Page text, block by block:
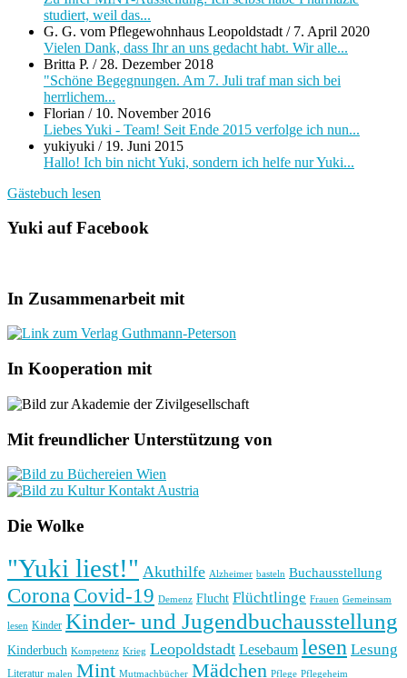
studiert, weil das...
G. G. vom Pflegewohnhaus Leopoldstadt / 7. April 2020
Vielen Dank, dass Ihr an uns gedacht habt. Wir alle...
Britta P. / 28. Dezember 2018
"Schöne Begegnungen. Am 7. Juli traf man sich bei
herrlichem...
Florian / 10. November 2016
Liebes Yuki - Team! Seit Ende 2015 verfolge ich nun...
yukiyuki / 19. Juni 2015
Hallo! Ich bin nicht Yuki, sondern ich helfe nur Yuki...
Gästebuch lesen
Yuki auf Facebook
In Zusammenarbeit mit
In Kooperation mit
Mit freundlicher Unterstützung von
Die Wolke
"Yuki liest!" Akuthilfe Alzheimer basteln Buchausstellung
Corona Covid-19 Demenz Flucht Flüchtlinge Frauen Gemeinsam
lesen Kinder Kinder- und Jugendbuchausstellung
Kinderbuch Kompetenz Krieg Leopoldstadt Lesebaum lesen Lesung
Literatur malen Mint Mutmachbücher Mädchen Pflege Pflegeheim